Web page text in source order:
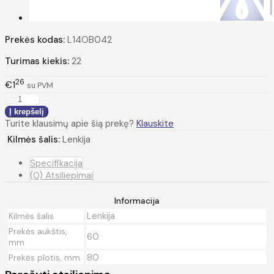
Prekės kodas: L14OB042
Turimas kiekis: 22
€126 su PVM
Turite klausimų apie šią prekę? Klauskite
Kilmės šalis: Lenkija
Specifikacija
(0) Atsiliepimai
Informacija
Kilmės šalis
Lenkija
Prekės aukštis,
mm
60
Prekės plotis, mm 80